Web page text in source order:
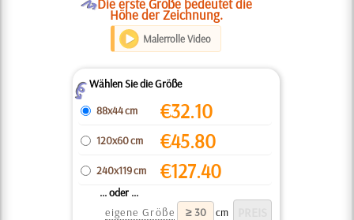
Die erste Größe bedeutet die
Höhe der Zeichnung.
Malerrolle Video
ZWählen Sie die Größe
88x44 cm
€32.10
120x60 cm €45.80
240x119 cm €127.40
... oder ...
eigene Größe
cm